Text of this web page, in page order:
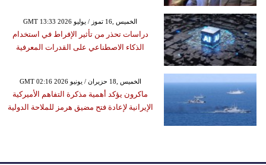
GMT 13:33 2026 الخميس ,16 تموز / يوليو
دراسات تحذر من تأثير الإفراط في استخدام
الذكاء الاصطناعي على القدرات المعرفية
GMT 02:16 2026 الخميس ,18 حزيران / يونيو
ماكرون يؤكد أهمية مذكرة التفاهم الأميركية
الإيرانية لإعادة فتح مضيق هرمز للملاحة الدولية